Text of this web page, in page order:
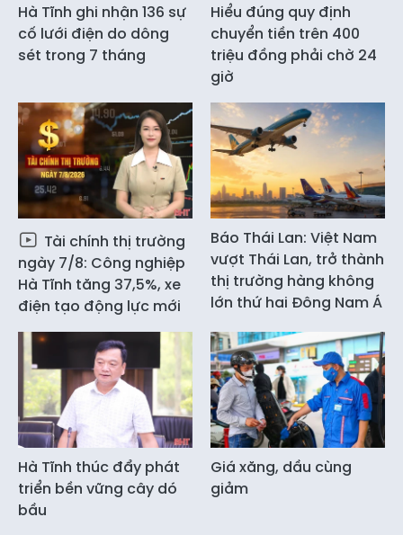
Hà Tĩnh ghi nhận 136 sự
cố lưới điện do dông
sét trong 7 tháng
Hiểu đúng quy định
chuyển tiền trên 400
triệu đồng phải chờ 24
giờ
Tài chính thị trường
ngày 7/8: Công nghiệp
Hà Tĩnh tăng 37,5%, xe
điện tạo động lực mới
Báo Thái Lan: Việt Nam
vượt Thái Lan, trở thành
thị trường hàng không
lớn thứ hai Đông Nam Á
Hà Tĩnh thúc đẩy phát
triển bền vững cây dó
bầu
Giá xăng, dầu cùng
giảm